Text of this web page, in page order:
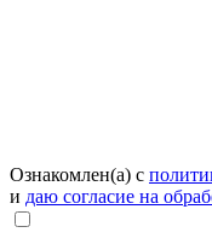
Ознакомлен(а) с
и даю согласие на